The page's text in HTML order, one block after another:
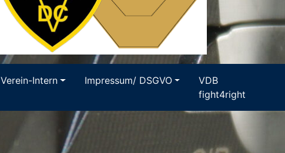
Verein-Intern Impressum/ DSGVO
VDB
fight4right